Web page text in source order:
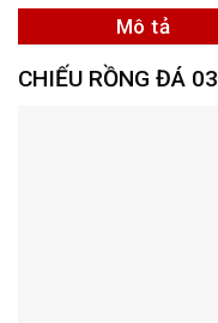
Mô tả
CHIẾU RỒNG ĐÁ 03